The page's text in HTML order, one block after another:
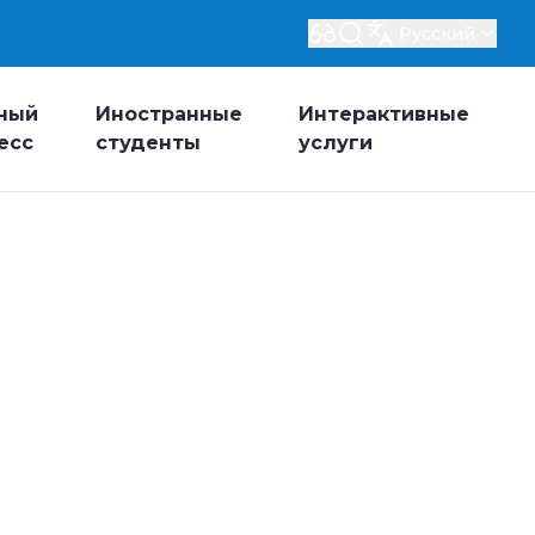
Иностранные
студенты
Интерактивные
услуги